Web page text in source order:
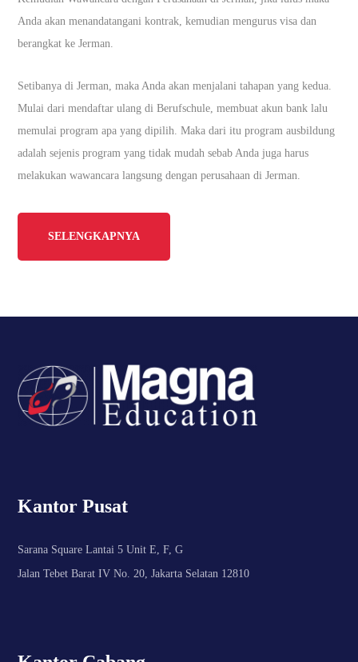
Anda akan menandatangani kontrak, kemudian mengurus visa dan
berangkat ke Jerman.
Setibanya di Jerman, maka Anda akan menjalani tahapan yang kedua.
Mulai dari mendaftar ulang di Berufschule, membuat akun bank lalu
memulai program apa yang dipilih. Maka dari itu program ausbildung
adalah sejenis program yang tidak mudah sebab Anda juga harus
melakukan wawancara langsung dengan perusahaan di Jerman.
SELENGKAPNYA
Kantor Pusat
Sarana Square Lantai 5 Unit E, F, G
Jalan Tebet Barat IV No. 20, Jakarta Selatan 12810